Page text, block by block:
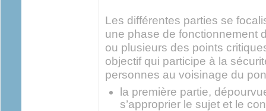
Les différentes parties se
une phase de fonctionnement
ou plusieurs des points
objectif qui participe à la
personnes au voisinage du
la première partie,
s’approprier le sujet et le